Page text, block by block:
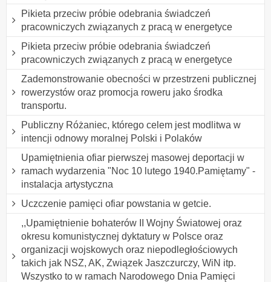
Pikieta przeciw próbie odebrania świadczeń
pracowniczych związanych z pracą w energetyce
Pikieta przeciw próbie odebrania świadczeń
pracowniczych związanych z pracą w energetyce
Zademonstrowanie obecności w przestrzeni publicznej
rowerzystów oraz promocja roweru jako środka
transportu.
Publiczny Różaniec, którego celem jest modlitwa w
intencji odnowy moralnej Polski i Polaków
Upamiętnienia ofiar pierwszej masowej deportacji w
ramach wydarzenia "Noc 10 lutego 1940.Pamiętamy" -
instalacja artystyczna
Uczczenie pamięci ofiar powstania w getcie.
,,Upamiętnienie bohaterów II Wojny Światowej oraz
okresu komunistycznej dyktatury w Polsce oraz
organizacji wojskowych oraz niepodległościowych
takich jak NSZ, AK, Związek Jaszczurczy, WiN itp.
Wszystko to w ramach Narodowego Dnia Pamięci